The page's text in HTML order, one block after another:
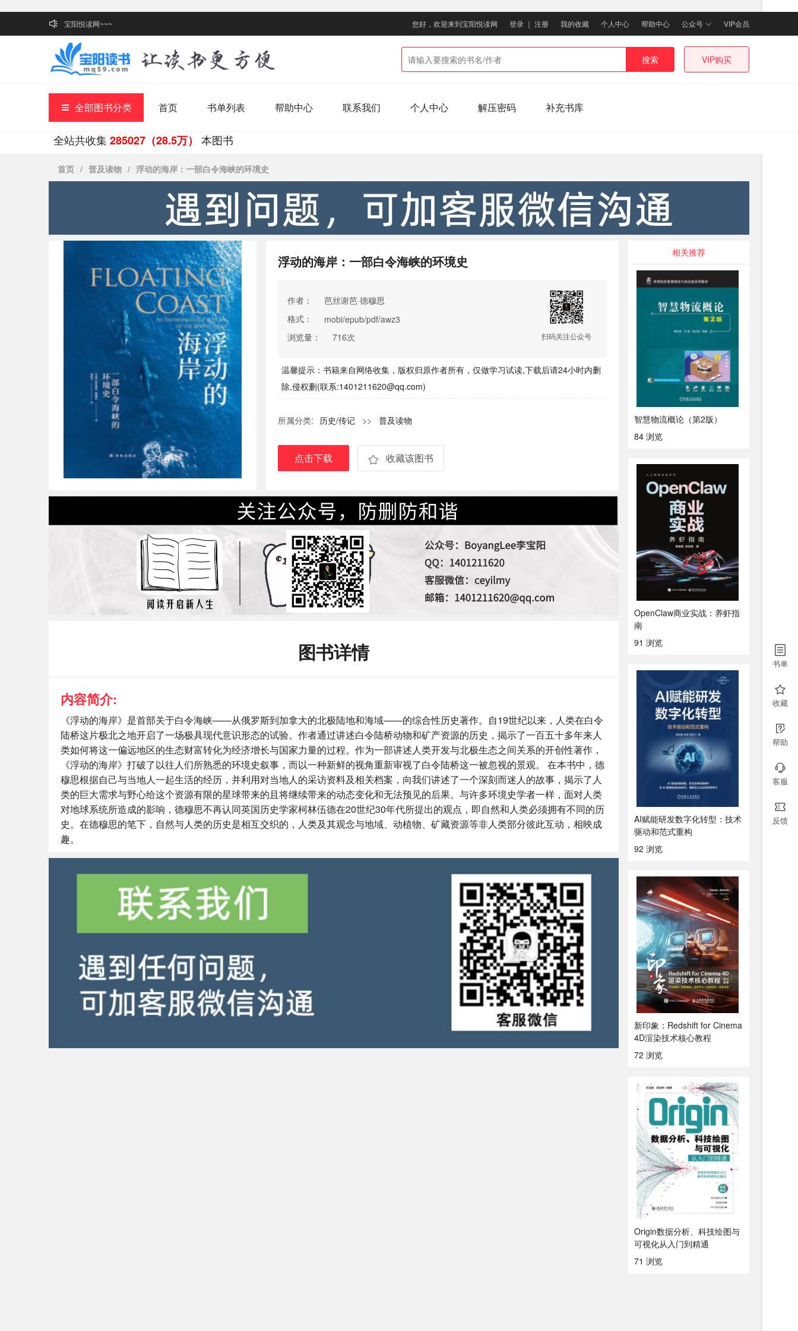
宝阳悦读网~~~ 您好，欢迎来到宝阳悦读网 登录 ｜ 注册 我的收藏 个人中心 帮助中心 公众号 VIP会员
搜索 VIP购买
全部图书分类 首页 书单列表 帮助中心 联系我们 个人中心 解压密码 补充书库
全站共收集285027（28.5万） 本图书
首页 / 普及读物 / 浮动的海岸：一部白令海峡的环境史
浮动的海岸：一部白令海峡的环境史
作者：
芭丝谢芭·德穆思
格式：
mobi/epub/pdf/awz3
浏览量：
716次 扫码关注公众号
温馨提示：书籍来自网络收集，版权归原作者所有，仅做学习试读,下载后请24小时内删
除,侵权删(联系:1401211620@qq.com)
所属分类: 历史/传记 >> 普及读物
点击下载 收藏该图书
图书详情
内容简介:
《浮动的海岸》是首部关于白令海峡——从俄罗斯到加拿大的北极陆地和海域——的综合性历史著作。自19世纪以来，人类在白令
陆桥这片极北之地开启了一场极具现代意识形态的试验。作者通过讲述白令陆桥动物和矿产资源的历史，揭示了一百五十多年来人
类如何将这一偏远地区的生态财富转化为经济增长与国家力量的过程。作为一部讲述人类开发与北极生态之间关系的开创性著作，
《浮动的海岸》打破了以往人们所熟悉的环境史叙事，而以一种新鲜的视角重新审视了白令陆桥这一被忽视的景观。 在本书中，德
穆思根据自己与当地人一起生活的经历，并利用对当地人的采访资料及相关档案，向我们讲述了一个深刻而迷人的故事，揭示了人
类的巨大需求与野心给这个资源有限的星球带来的且将继续带来的动态变化和无法预见的后果。与许多环境史学者一样，面对人类
对地球系统所造成的影响，德穆思不再认同英国历史学家柯林伍德在20世纪30年代所提出的观点，即自然和人类必须拥有不同的历
史。在德穆思的笔下，自然与人类的历史是相互交织的，人类及其观念与地域、动植物、矿藏资源等非人类部分彼此互动，相映成
趣。
相关推荐
智慧物流概论（第2版）
84 浏览
OpenClaw商业实战：养虾指
南
91 浏览
AI赋能研发数字化转型：技术
驱动和范式重构
92 浏览
新印象：Redshift for Cinema
4D渲染技术核心教程
72 浏览
Origin数据分析、科技绘图与
可视化从入门到精通
71 浏览
书单
收藏
帮助
客服
反馈